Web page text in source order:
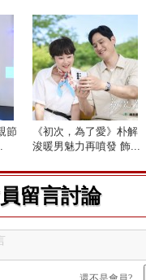
節
《初次，為了愛》朴解
浚暖男魅力再噴發 飾...
留言討論